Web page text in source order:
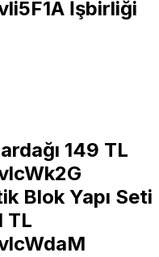
İşbirliği
149 TL
Blok Yapı Seti
TL